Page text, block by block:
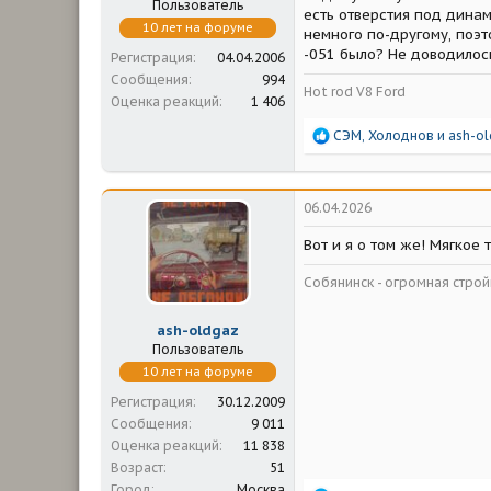
Пользователь
10 лет на форуме
Регистрация
04.04.2006
Сообщения
994
Оценка реакций
1 406
есть отверстия под
немного по-другому,
-051 было? Не
Hot rod V8 Ford
Р
а
к
ц
и
и
СЭМ, Холоднов и ash-
ash-oldgaz
Пользователь
10 лет на форуме
Регистрация
30.12.2009
Сообщения
9 011
Оценка реакций
11 838
Возраст
51
06.04.2026
Вот и я о том же! Мягкое
Собянинск - огромная